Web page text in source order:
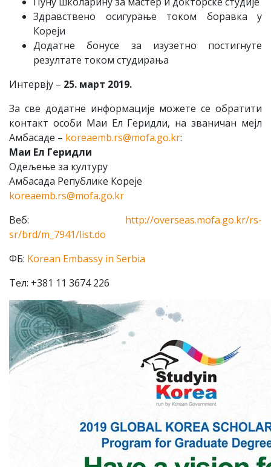
Здравствено осигурање током боравка у
Кореји
Додатне бонусе за изузетно постигнуте
резултате током студирања
Интервју – 25. март 2019.
За све додатне информације можете се обратити
контакт особи Маи Ел Геридли, на званичан мејл
Амбасаде – koreaemb.rs@mofa.go.kr:
Маи Ел Геридли
Одељење за културу
Амбасада Републике Кореје
koreaemb.rs@mofa.go.kr
Веб: http://overseas.mofa.go.kr/rs-
sr/brd/m_7941/list.do
ФБ: Korean Embassy in Serbia
Тел: +381 11 3674 226